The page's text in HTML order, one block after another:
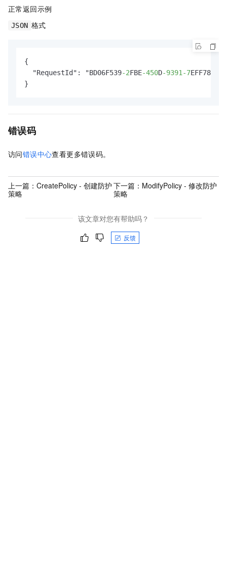
正常返回示例
JSON 格式
{
  "RequestId": "BD06F539
-2FBE-450D-9391 -7
}
错误码
访问错误中心查看更多错误码。
上一篇： CreatePolicy - 创建防护
策略
下一篇： ModifyPolicy - 修改防护
策略
该文章对您有帮助吗？
反馈